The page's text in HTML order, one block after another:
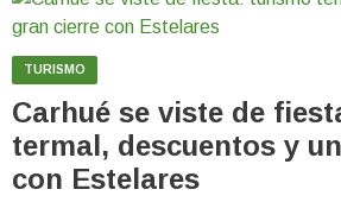
TURISMO
Carhué se viste de
termal, descuentos y
con Estelares